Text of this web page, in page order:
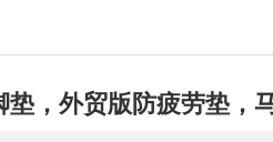
，外贸版防疲劳垫，